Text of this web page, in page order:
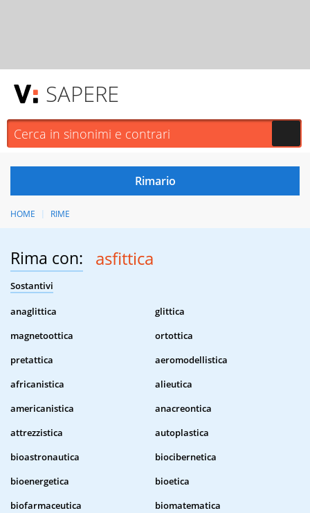
SAPERE
HOME RIME
Rima con: asfittica
Sostantivi
anaglittica
glittica
magnetoottica
ortottica
pretattica
aeromodellistica
africanistica
alieutica
americanistica
anacreontica
attrezzistica
autoplastica
bioastronautica
biocibernetica
bioenergetica
bioetica
biofarmaceutica
biomatematica